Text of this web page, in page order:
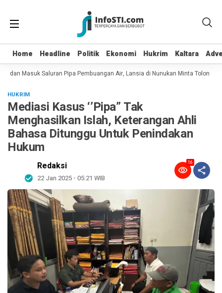
Home Headline Politik Ekonomi Hukrim Kaltara
Home Headline Politik Ekonomi Hukrim Kaltara
dan Masuk Saluran Pipa Pembuangan Air, Lansia di Nunukan Minta Tolong
HUKRIM
Mediasi Kasus ‘’Pipa” Tak
Menghasilkan Islah, Keterangan Ahli
Bahasa Ditunggu Untuk Penindakan
Hukum
Redaksi
22 Jan 2025 - 05:21 WIB
16